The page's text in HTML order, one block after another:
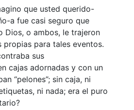
que usted querido-
a fue casi seguro que
Dios, o ambos, le trajeron
propias para tales eventos.
sus
cajas adornadas y con un
“pelones”; sin caja, ni
ni nada; era el puro